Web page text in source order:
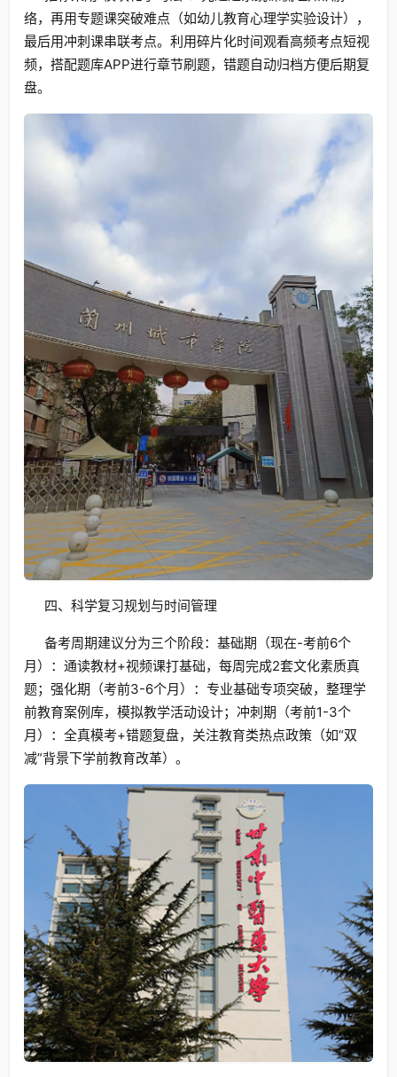
络，再用专题课突破难点（如幼儿教育心理学实验设计），
最后用冲刺课串联考点。利用碎片化时间观看高频考点短视
频，搭配题库APP进行章节刷题，错题自动归档方便后期复
盘。
四、科学复习规划与时间管理
备考周期建议分为三个阶段：基础期（现在-考前6个
月）：通读教材+视频课打基础，每周完成2套文化素质真
题；强化期（考前3-6个月）：专业基础专项突破，整理学
前教育案例库，模拟教学活动设计；冲刺期（考前1-3个
月）：全真模考+错题复盘，关注教育类热点政策（如“双
减”背景下学前教育改革）。